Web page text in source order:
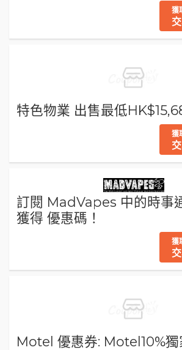
獲
特色物業 出售最低
獲
訂閱 MadVapes 中的時事
獲得 優惠碼！
獲
Motel 優惠券: Motel10%獨